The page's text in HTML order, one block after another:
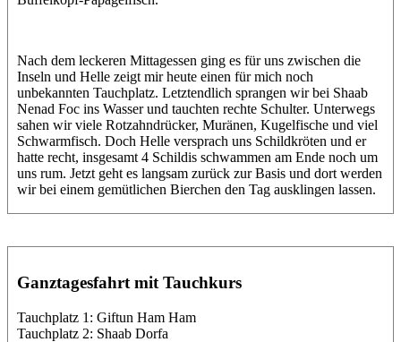
Nach dem leckeren Mittagessen ging es für uns zwischen die
Inseln und Helle zeigt mir heute einen für mich noch
unbekannten Tauchplatz. Letztendlich sprangen wir bei Shaab
Nenad Foc ins Wasser und tauchten rechte Schulter. Unterwegs
sahen wir viele Rotzahndrücker, Muränen, Kugelfische und viel
Schwarmfisch. Doch Helle versprach uns Schildkröten und er
hatte recht, insgesamt 4 Schildis schwammen am Ende noch um
uns rum. Jetzt geht es langsam zurück zur Basis und dort werden
wir bei einem gemütlichen Bierchen den Tag ausklingen lassen.
Ganztagesfahrt mit Tauchkurs
Tauchplatz 1: Giftun Ham Ham
Tauchplatz 2: Shaab Dorfa